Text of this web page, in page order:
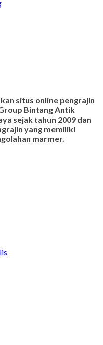
situs online pengrajin
Bintang Antik
sejak tahun 2009 dan
yang memiliki
marmer.